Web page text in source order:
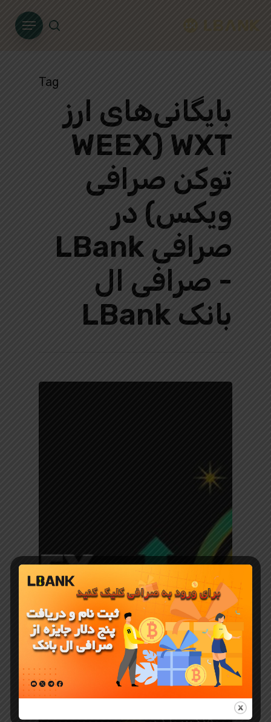
Menu
Tag
بایگانی‌های ارز
WXT (WEEX
توکن صرافی
ویکس) در
صرافی LBank
- صرافی ال
بانک LBank
معرفی ارز دیجیتال
ارز WXT
(WEEX توکن
صرافی